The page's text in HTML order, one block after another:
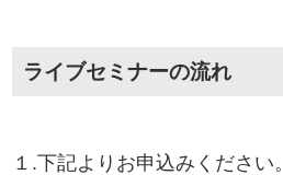
ライブセミナーの流れ
１.下記よりお申込みください。